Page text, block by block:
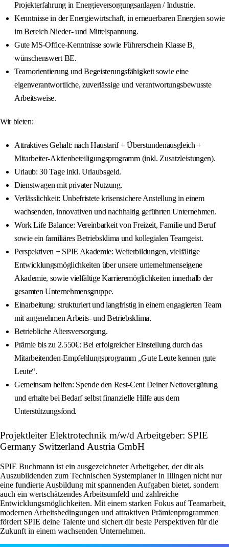
Projekterfahrung in Energieversorgungsanlagen / Industrie.
Kenntnisse in der Energiewirtschaft, in erneuerbaren Energien sowie
im Bereich Nieder- und Mittelspannung.
Gute MS-Office-Kenntnisse sowie Führerschein Klasse B,
wünschenswert BE.
Teamorientierung und Begeisterungsfähigkeit sowie eine
eigenverantwortliche, zuverlässige und verantwortungsbewusste
Arbeitsweise.
Wir bieten:
Attraktives Gehalt: nach Haustarif + Überstundenausgleich +
Mitarbeiter-Aktienbeteiligungsprogramm (inkl. Zusatzleistungen).
Urlaub: 30 Tage inkl. Urlaubsgeld.
Dienstwagen mit privater Nutzung.
Verlässlichkeit: Unbefristete krisensichere Anstellung in einem
wachsenden, innovativen und nachhaltig geführten Unternehmen.
Work Life Balance: Vereinbarkeit von Freizeit, Familie und Beruf
sowie ein familiäres Betriebsklima und kollegialen Teamgeist.
Perspektiven + SPIE Akademie: Weiterbildungen, vielfältige
Entwicklungsmöglichkeiten über unsere unternehmenseigene
Akademie, sowie vielfältige Karrieremöglichkeiten innerhalb der
gesamten Unternehmensgruppe.
Einarbeitung: strukturiert und langfristig in einem engagierten Team
mit angenehmen Arbeits- und Betriebsklima.
Betriebliche Altersversorgung.
Prämie bis zu 2.550€: Bei erfolgreicher Einstellung durch das
Mitarbeitenden-Empfehlungsprogramm „Gute Leute kennen gute
Leute“.
Gemeinsam helfen: Spende den Rest-Cent Deiner Nettovergütung
und erhalte bei Bedarf selbst finanzielle Hilfe aus dem
Unterstützungsfond.
Projektleiter Elektrotechnik m/w/d Arbeitgeber: SPIE
Germany Switzerland Austria GmbH
SPIE Buchmann ist ein ausgezeichneter Arbeitgeber, der dir als
Auszubildenden zum Technischen Systemplaner in Illingen nicht nur
eine fundierte Ausbildung mit spannenden Aufgaben bietet, sondern
auch ein wertschätzendes Arbeitsumfeld und zahlreiche
Entwicklungsmöglichkeiten. Mit einem starken Fokus auf Teamarbeit,
modernen Arbeitsbedingungen und attraktiven Prämienprogrammen
fördert SPIE deine Talente und sichert dir beste Perspektiven für die
Zukunft in einem wachsenden Unternehmen.